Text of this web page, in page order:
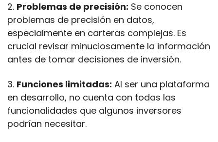
2. Problemas de precisión: Se conocen
problemas de precisión en datos,
especialmente en carteras complejas. Es
crucial revisar minuciosamente la información
antes de tomar decisiones de inversión.
3. Funciones limitadas: Al ser una plataforma
en desarrollo, no cuenta con todas las
funcionalidades que algunos inversores
podrían necesitar.